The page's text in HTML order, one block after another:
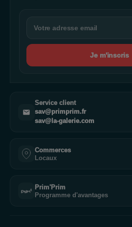
Je m'inscris
Service client
sav@primprim.fr
sav@la-galerie.com
Commerces
Locaux
Prim'Prim
Programme d'avantages